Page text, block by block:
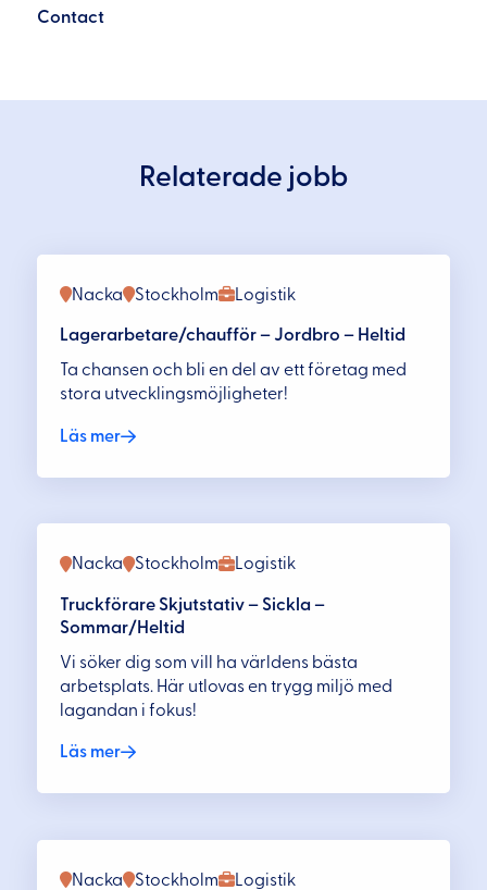
Contact
Relaterade jobb
Logistik
Nacka Stockholm
Lagerarbetare/chaufför – Jordbro – Heltid
Ta chansen och bli en del av ett företag med
stora utvecklingsmöjligheter!
Läs mer
Logistik
Nacka Stockholm
Truckförare Skjutstativ – Sickla –
Sommar/Heltid
Vi söker dig som vill ha världens bästa
arbetsplats. Här utlovas en trygg miljö med
lagandan i fokus!
Läs mer
Logistik
Nacka Stockholm